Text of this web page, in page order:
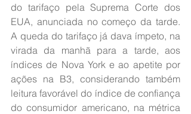
do tarifaço pela Suprema Corte dos
EUA, anunciada no começo da tarde.
A queda do tarifaço já dava ímpeto, na
virada da manhã para a tarde, aos
índices de Nova York e ao apetite por
ações na B3, considerando também
leitura favorável do índice de confiança
do consumidor americano, na métrica